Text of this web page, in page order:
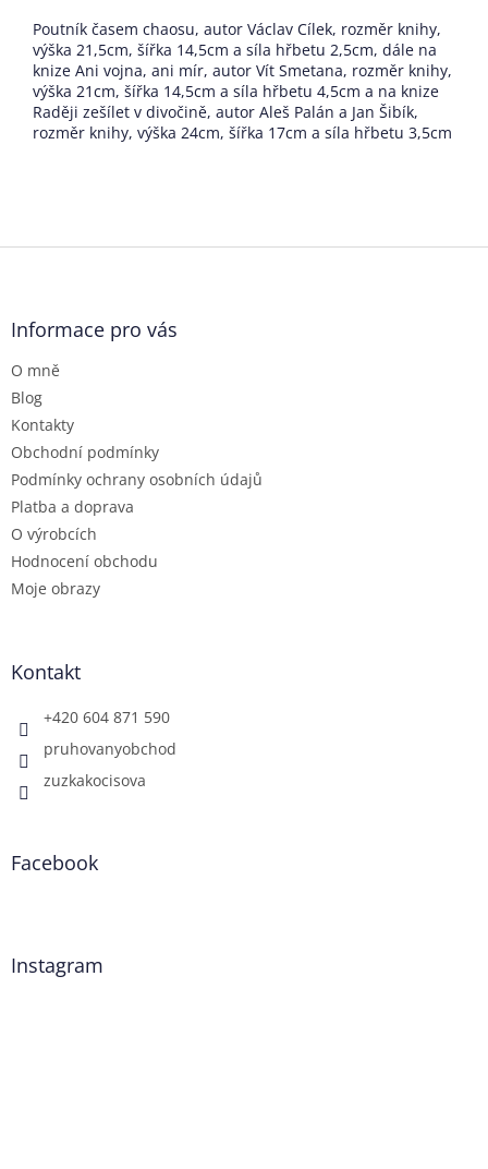
Poutník časem chaosu, autor Václav Cílek, rozměr knihy,
výška 21,5cm, šířka 14,5cm a síla hřbetu 2,5cm, dále na
knize Ani vojna, ani mír, autor Vít Smetana, rozměr knihy,
výška 21cm, šířka 14,5cm a síla hřbetu 4,5cm a na knize
Raději zešílet v divočině, autor Aleš Palán a Jan Šibík,
rozměr knihy, výška 24cm, šířka 17cm a síla hřbetu 3,5cm
Z
Informace pro vás
O mně
Blog
Kontakty
Obchodní podmínky
Podmínky ochrany osobních údajů
Platba a doprava
O výrobcích
Hodnocení obchodu
Moje obrazy
Kontakt
+420 604 871 590
pruhovanyobchod
zuzkakocisova
Facebook
Instagram